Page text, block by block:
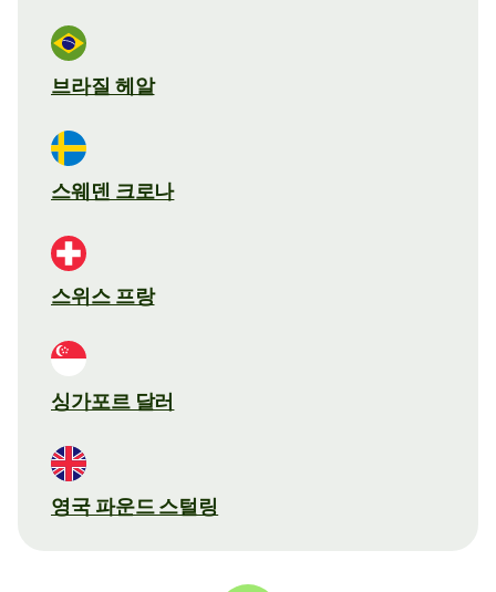
브라질 헤알
스웨덴 크로나
스위스 프랑
싱가포르 달러
영국 파운드 스털링